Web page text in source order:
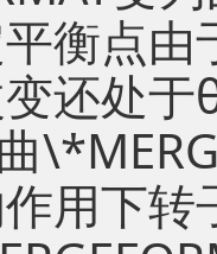
衡点
还处
用下